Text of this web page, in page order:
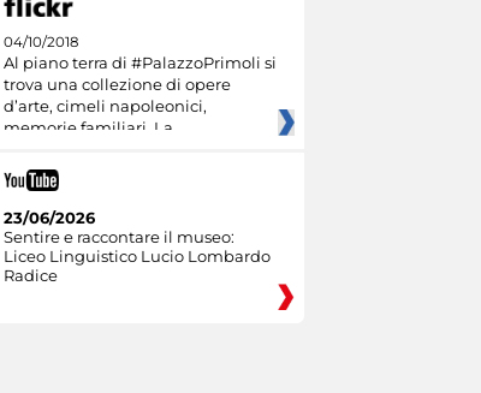
04/10/2018
Al piano terra di #PalazzoPrimoli si
trova una collezione di opere
d’arte, cimeli napoleonici,
memorie familiari. La
23/06/2026
Sentire e raccontare il museo:
Liceo Linguistico Lucio Lombardo
Radice